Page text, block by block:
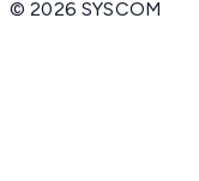
©2026 SYSCOM